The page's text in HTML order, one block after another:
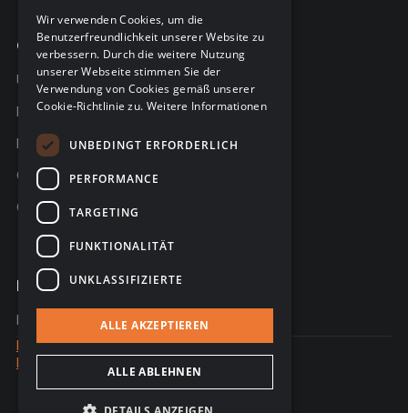
Company
Über C-Risk
Karriere
Partner
C-Risk in den Medien
C-Trust
Kontakt
Kontaktieren Sie uns
© 2026 - Website erstellt von Sales Odyssey
Rechtlicher Hinweis
Datenschutz
GERMAN
Wir verwenden Cookies, um die
Benutzerfreundlichkeit unserer Website zu
verbessern. Durch die weitere Nutzung
unserer Webseite stimmen Sie der
Verwendung von Cookies gemäß unserer
Cookie-Richtlinie zu. Weitere Informationen
UNBEDINGT ERFORDERLICH
PERFORMANCE
TARGETING
FUNKTIONALITÄT
UNKLASSIFIZIERTE
ALLE AKZEPTIEREN
ALLE ABLEHNEN